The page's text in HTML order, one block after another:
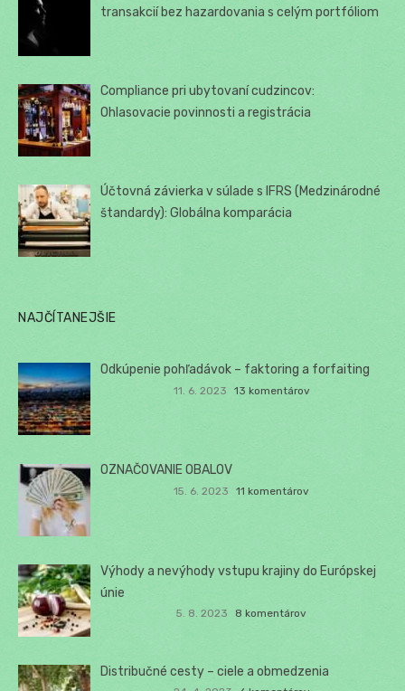
transakcií bez hazardovania s celým portfóliom
Compliance pri ubytovaní cudzincov:
Ohlasovacie povinnosti a registrácia
Účtovná závierka v súlade s IFRS (Medzinárodné
štandardy): Globálna komparácia
NAJČÍTANEJŠIE
Odkúpenie pohľadávok – faktoring a forfaiting
11. 6. 2023 13 komentárov
OZNAČOVANIE OBALOV
15. 6. 2023 11 komentárov
Výhody a nevýhody vstupu krajiny do Európskej
únie
5. 8. 2023 8 komentárov
Distribučné cesty – ciele a obmedzenia